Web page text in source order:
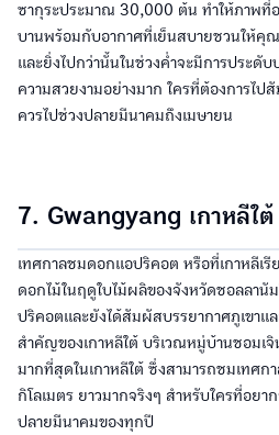
ซากุระประมาณ 30,000 ต้น ทำให้ภาพที่
บานพร้อมกับอากาศที่เย็นสบายชวนให้คุ
และยิ่งไปกว่านั้นในช่วงค่ำจะมีการประดับ
ความสวยงามอย่างมาก ใครที่ต้องการไ
ควรไปช่วงปลายมีนาคมถึงเมษายน
7. Gwangyang เกาหลีใต้
เทศกาลชมดอกแอปริคอต หรือที่เกาหลีเรี
ดอกไม้ในฤดูใบไม้ผลิของจังหวัดชอลลานั
ปริคอตและยังได้สัมผัสบรรยากาศภูเขา
สำคัญของเกาหลีใต้ บริเวณหมู่บ้านชอมเ
มากที่สุดในเกาหลีใต้ ซึ่งสามารถชมเทศก
กิโลเมตร ยาวมากจริงๆ สำหรับใครที่อยา
ปลายมีนาคมของทุกปี